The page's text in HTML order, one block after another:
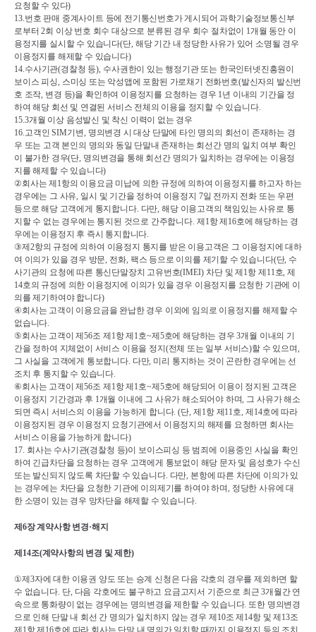
요청할 수 있다)
13.번호 판매 중계사이트 등에 전기통신번호가 게시되어 과학기술정보통신부
로부터 2회 이상 번호 회수 대상으로 분류된 경우 회수 절차없이 1개월 동안 이
용정지를 실시할 수 있습니다(단, 해당 기간 내 정당한 사유가 있어 소명될 경우
이용정지를 해제할 수 있습니다)
14.수사기관(경찰청 등), 수사권한이 있는 행정기관 또는 한국인터넷진흥원이
보이스 피싱, 스미싱 또는 악성앱에 포함된 가로채기 전화번호(발신자의 발신번
호 조작, 변경 등)을 확인하여 이용정지를 요청하는 경우 1년 이내의 기간을 정
하여 해당 회선 및 연결된 서비스 전체의 이용을 정지할 수 있습니다.
15.3개월 이상 음성발신 및 착신 이력이 없는 경우
16.고객인 SIM기변, 명의변경 시 대상 단말에 타인 명의의 회선이 존재하는 경
우 또는 고객 본인의 명의와 동일 단말내 존재하는 회선간 명의 일치 여부 확인
이 불가한 경우(단, 명의변경을 통해 회선간 명의가 일치하는 경우에는 이용정
지를 해제할 수 있습니다)
②회사는 제 1항의 이용요금 미납에 의한 규정에 의하여 이용정지를 하고자 하는
경우에는 그 사유, 일시 및 기간을 정하여 이용정지 7일 전까지 전화 또는 우편
등으로 해당 고객에게 통지합니다. 다만, 해당 이용고객의 책임있는 사유로 통
지할 수 없는 경우에는 통지된 것으로 간주합니다. 제 1항 제 16호에 해당하는 경
우에는 이용정지 후 즉시 통지합니다.
③제 2항의 규정에 의하여 이용정지 통지를 받은 이용고객은 그 이용정지에 대하
여 이의가 있을 경우 방문, 전화, 팩스 등으로 이의를 제기할 수 있습니다(단, 수
사기관의 요청에 따른 통신단말장치 고유번호(IMEI) 차단 및 제 1항 제 11호, 제
14호의 규정에 의한 이용정지에 이의가 있을 경우 이용정지를 요청한 기관에 이
의를 제기하여야 합니다)
④회사는 고객이 이용요금을 완납한 경우 이외에 임의로 이용정지를 해제할 수
없습니다.
⑤회사는 고객이 제56조 제 1항 제 1호~제 5호에 해당하는 경우 3개월 이내의 기
간을 정하여 지체없이 서비스 이용을 정지 (전체 또는 일부 서비스)할 수 있으며
그 사실을 고객에게 통보합니다. 다만, 미리 통지하는 것이 곤란한 경우에는 선
조치 후 통지할 수 있습니다.
⑥회사는 고객이 제56조 제 1항 제 1호~제 5호에 해당되어 이용이 정지된 고객은
이용정지 기간경과 후 1개월 이내에 그 사유가 해소되어야 하며, 그 사유가 해소
되면 즉시 서비스의 이용을 가능하게 합니다. (단, 제 1항 제 11호, 제 14호에 따라
이용정지된 경우 이용정지 요청기관에서 이용정지의 해제를 요청하면 회사는
서비스 이용을 가능하게 합니다)
17. 회사는 수사기관(경찰청 등)이 보이스피싱 등 범죄에 이용중인 사실을 확인
하여 긴급차단을 요청하는 경우 고객에게 통보없이 해당 문자 및 음성호가 수신
또는 발신되지 않도록 차단할 수 있습니다. 다만, 본항에 따른 차단에 이의가 있
는 경우에는 차단을 요청한 기관에 이의제기를 하여야 하며, 정당한 사유에 대
한 소명이 있는 경우 망차단을 해제할 수 있습니다.
제 6장 계약사항 변경·해지
제 14조(계약사항의 변경 및 제한)
①제 3자에 대한 이용권 양도 또는 승계 신청은 다음 각호의 경우를 제외하면 할
수 없습니다. 단, 다음 각호에도 불구하고 요금고지서 기준으로 최근 3개월간 연
속으로 통화량이 없는 경우에는 명의변경을 제한할 수 있습니다. 또한 명의변경
으로 인해 단말 내 회선 간 명의가 일치하지 않는 경우 제 10조 제 14항 및 제 13조
제 1 항 제 16호에 따라 회사는 단말 내 명의가 일치할 때까지 이용정지 등의 조치